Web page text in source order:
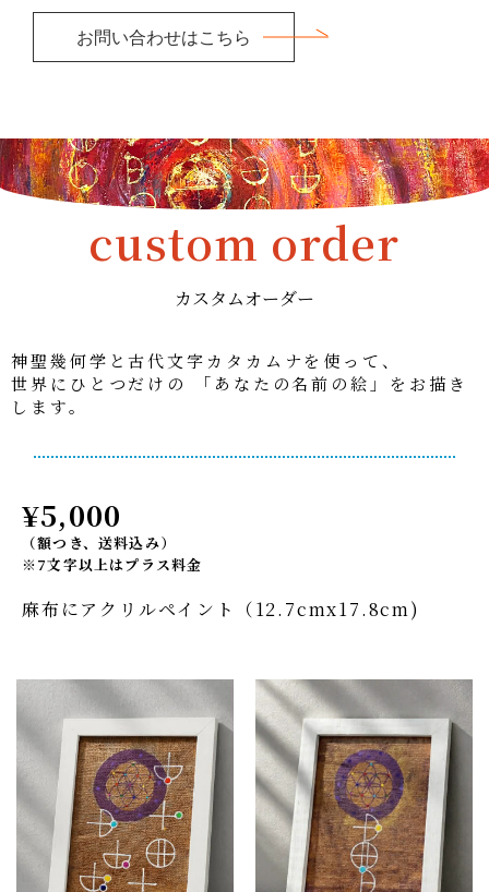
お問い合わせはこちら
custom order
カスタムオーダー
神聖幾何学と古代文字カタカムナを使って、
世界にひとつだけの 「あなたの名前の絵」をお描き
します。
¥5,000
（額つき、送料込み）
※7文字以上はプラス料金
麻布にアクリルペイント（12.7cmx17.8cm)